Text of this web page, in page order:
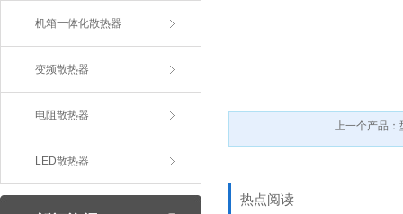
机箱一体化散热器
变频散热器
电阻散热器
LED散热器
上一个产品：
热点阅读